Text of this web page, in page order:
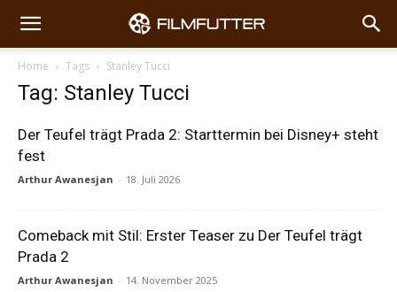
Home Tags Stanley Tucci
Tag: Stanley Tucci
Der Teufel trägt Prada 2: Starttermin bei Disney+ steht
fest
Arthur Awanesjan - 18. Juli 2026
Comeback mit Stil: Erster Teaser zu Der Teufel trägt
Prada 2
Arthur Awanesjan - 14. November 2025